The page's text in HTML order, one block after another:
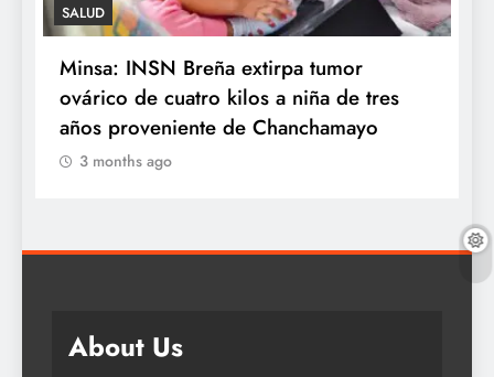
NOVEDADES TECHNOLOGY
¿Cómo construir una rutina de bienestar
en menos de 30 minutos? Cinco hábitos
que puedes incorporar a tu día
3 months ago
About Us